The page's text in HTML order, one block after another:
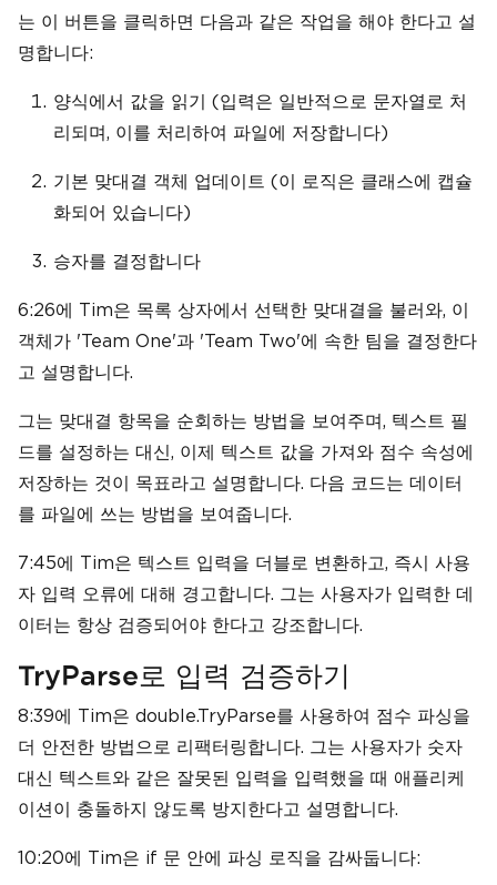
는 이 버튼을 클릭하면 다음과 같은 작업을 해야 한다고 설
명합니다:
양식에서 값을 읽기 (입력은 일반적으로 문자열로 처
리되며, 이를 처리하여 파일에 저장합니다)
기본 맞대결 객체 업데이트 (이 로직은 클래스에 캡슐
화되어 있습니다)
승자를 결정합니다
6:26에 Tim은 목록 상자에서 선택한 맞대결을 불러와, 이
객체가 'Team One'과 'Team Two'에 속한 팀을 결정한다
고 설명합니다.
그는 맞대결 항목을 순회하는 방법을 보여주며, 텍스트 필
드를 설정하는 대신, 이제 텍스트 값을 가져와 점수 속성에
저장하는 것이 목표라고 설명합니다. 다음 코드는 데이터
를 파일에 쓰는 방법을 보여줍니다.
7:45에 Tim은 텍스트 입력을 더블로 변환하고, 즉시 사용
자 입력 오류에 대해 경고합니다. 그는 사용자가 입력한 데
이터는 항상 검증되어야 한다고 강조합니다.
TryParse로 입력 검증하기
8:39에 Tim은 double.TryParse를 사용하여 점수 파싱을
더 안전한 방법으로 리팩터링합니다. 그는 사용자가 숫자
대신 텍스트와 같은 잘못된 입력을 입력했을 때 애플리케
이션이 충돌하지 않도록 방지한다고 설명합니다.
10:20에 Tim은 if 문 안에 파싱 로직을 감싸둡니다: